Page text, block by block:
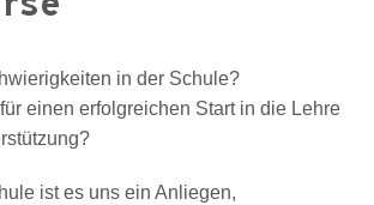
in der Schule?
einen erfolgreichen Start in die Lehre
ist es uns ein Anliegen,